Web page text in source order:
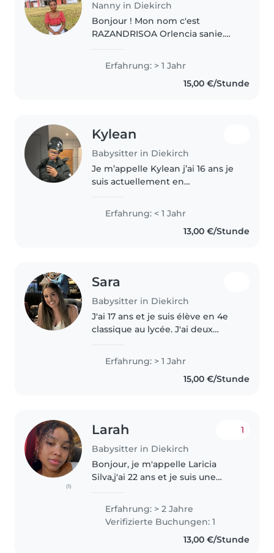
Nanny in Diekirch
Bonjour ! Mon nom c'est
RAZANDRISOA Orlencia sanie.
Madagascar. Mon langue
maternelle c'est Malagasy mais
Erfahrung: > 1 Jahr
15,00 €/Stunde
Kylean
Babysitter in Diekirch
Je m’appelle Kylean j’ai 16 ans je
suis actuellement en
internationale EIMAB et je
saurais faire un bon babysitter
pour vos enfants. Je suis un
Erfahrung: < 1 Jahr
13,00 €/Stunde
Sara
Babysitter in Diekirch
J'ai 17 ans et je suis élève en 4e
classique au lycée. J'ai deux
2 ans, et j'ai l'habitude de
prendre soin d'eux. J'ai travaillé
Erfahrung: > 1 Jahr
15,00 €/Stunde
(1)
Larah
Babysitter in Diekirch
1
Bonjour, je m'appelle Laricia
Silva,j'ai 22 ans et je suis une
bienveillante qui adore passer
du temps avec les enfants. J'ai
de l'expérience dans la garde..
Erfahrung: > 2 Jahre
Verifizierte Buchungen: 1
13,00 €/Stunde